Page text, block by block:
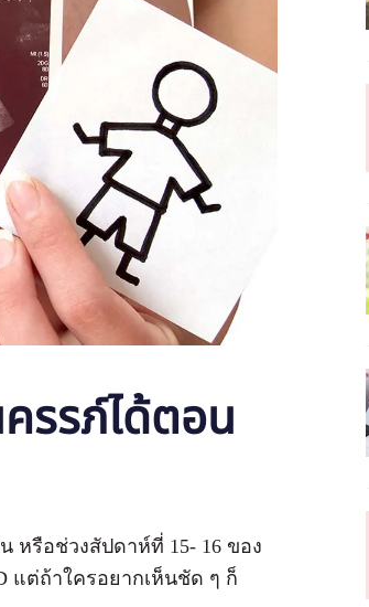
รรภ์ได้ตอน
หรือช่วงสัปดาห์ที่ 15- 16 ของ
แต่ถ้าใครอยากเห็นชัด ๆ ก็